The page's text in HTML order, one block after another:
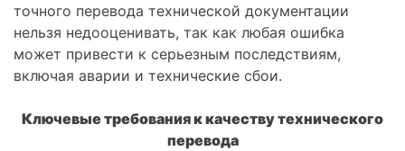
точного перевода технической документации
нельзя недооценивать, так как любая ошибка
может привести к серьезным последствиям,
включая аварии и технические сбои.
Ключевые требования к качеству технического
перевода